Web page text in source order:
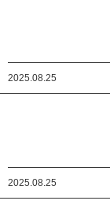
2025.08.25
2025.08.25